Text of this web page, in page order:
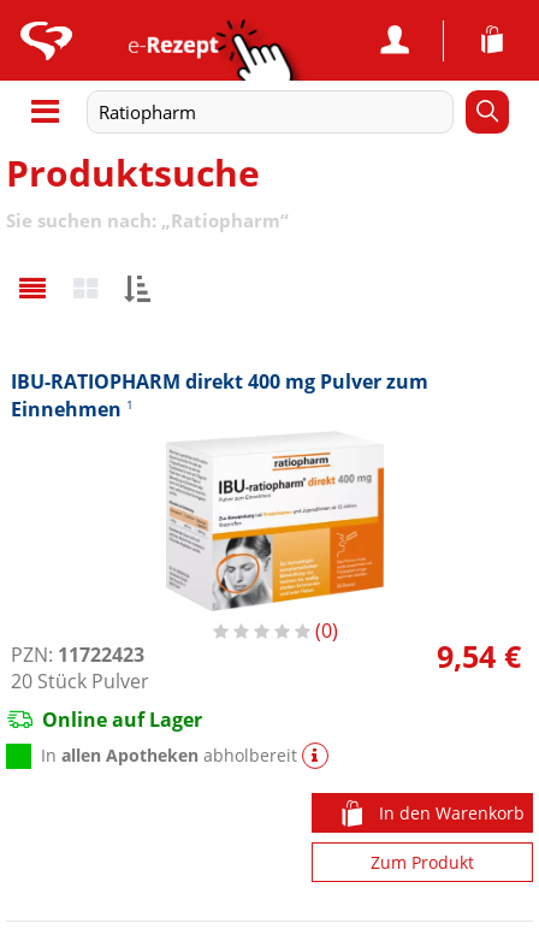
Produktsuche
Sie suchen nach: „Ratiopharm“
IBU-RATIOPHARM direkt 400 mg Pulver zum
Einnehmen 1
0
PZN: 11722423
20 Stück Pulver
9,54 €
Online auf Lager
Inallen Apotheken abholbereit
In den Warenkorb
Zum Produkt